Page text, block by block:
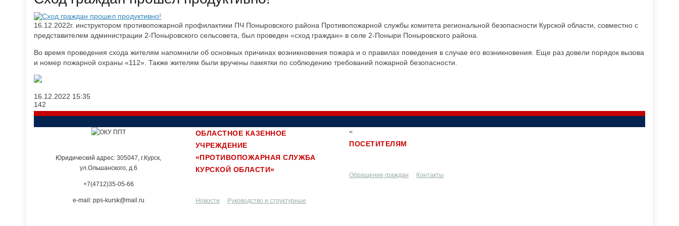
16.12.2022г. инструктором противопожарной профилактики ПЧ Поныровского района Противопожарной службы комитета региональной безопасности Курской области, совместно с
представителем администрации 2-Поныровского сельсовета, был проведен «сход граждан» в селе 2-Поныри Поныровского района.
Во время проведения схода жителям напомнили об основных причинах возникновения пожара и о правилах поведения в случае его возникновения. Еще раз довели порядок вызова
и номер пожарной охраны «112». Также жителям были вручены памятки по соблюдению требований пожарной безопасности.
16.12.2022 15:35
142
Юридический адрес: 305047, г.Курск,
ул.Ольшанского, д.6
+7(4712)35-05-66
e-mail: pps-kursk@mail.ru
ОБЛАСТНОЕ КАЗЕННОЕ
УЧРЕЖДЕНИЕ
«ПРОТИВОПОЖАРНАЯ СЛУЖБА
КУРСКОЙ ОБЛАСТИ»
Новости Руководство и структурные
<
ПОСЕТИТЕЛЯМ
Обращение граждан Контакты